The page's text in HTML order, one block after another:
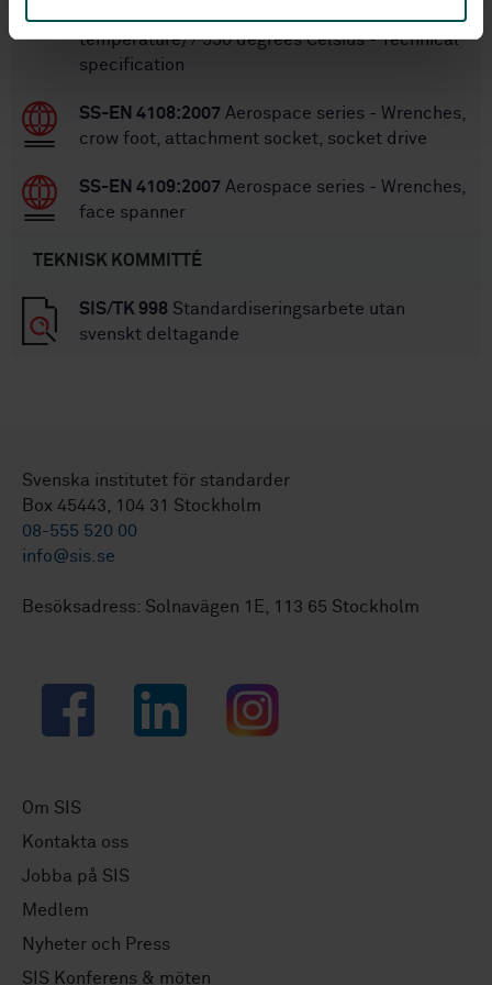
temperature) / 550 degrees Celsius - Technical
specification
SS-EN 4108:2007 Aerospace series - Wrenches,
crow foot, attachment socket, socket drive
SS-EN 4109:2007 Aerospace series - Wrenches,
face spanner
TEKNISK KOMMITTÉ
SIS/TK 998 Standardiseringsarbete utan
svenskt deltagande
Svenska institutet för standarder
Box 45443, 104 31 Stockholm
08-555 520 00
info@sis.se
Besöksadress: Solnavägen 1E, 113 65 Stockholm
Facebook LinkedIn Instagram
Om SIS
Kontakta oss
Jobba på SIS
Medlem
Nyheter och Press
SIS Konferens & möten